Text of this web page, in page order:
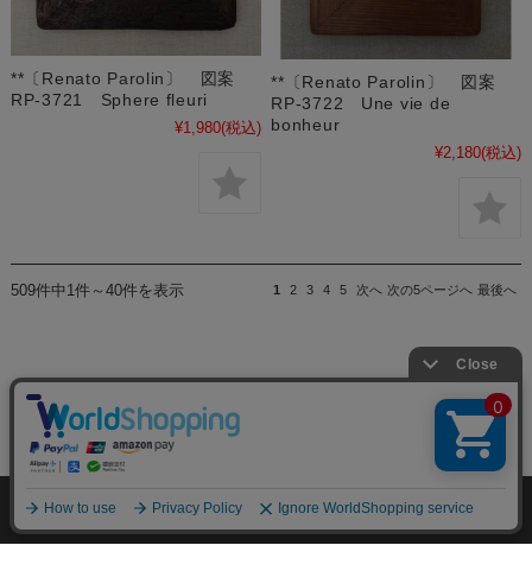
**〔Renato Parolin〕 図案
RP-3721 Sphere fleuri
¥1,980(税込)
**〔Renato Parolin〕 図案
RP-3722 Une vie de
bonheur
¥2,180(税込)
509件中1件～40件を表示 1 2 3 4 5 次へ 次の5ページへ 最後へ
個人情報の取り扱いについて 特定商取引法に関する表示